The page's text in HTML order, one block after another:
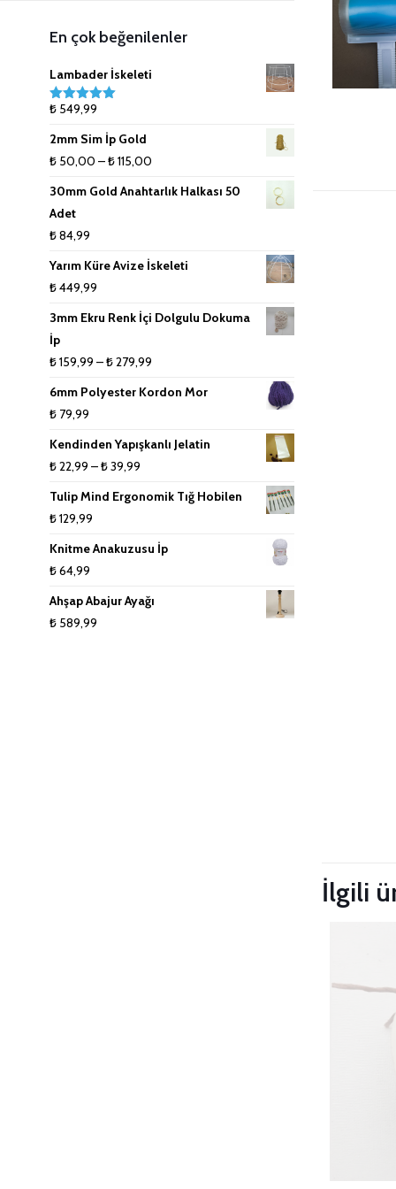
İlgili
8mm (Tek Büküm) Pamuk İpler
9mm (Tek Büküm) Pamuk İpler
İpler
Anahtarlık Malzemeleri
Çanta Aksesuarları
Doğal Rafya
Jüt İpler
Küpe ve Toka Aparatları
Ponpon Makinesi
Tığlar ve Şişler
Lanoso İpler
En çok beğenilenler
Lambader İskeleti
5 üzerinden
₺549,99
2mm Sim İp Gold
₺50,00 –₺115,00Fiyat
30mm Gold Anahtarlık Halkası 50
Adet
₺84,99
Yarım Küre Avize İskeleti
₺449,99
3mm Ekru Renk İçi Dolgulu Dokuma
İp
₺159,99 –₺279,99Fiyat
₺ 279,99
6mm Polyester Kordon Mor
₺79,99
Kendinden Yapışkanlı Jelatin
₺22,99 –₺39,99Fiyat
₺ 39,99
Tulip Mind Ergonomik Tığ Hobilen
₺129,99
Knitme Anakuzusu İp
₺64,99
Ahşap Abajur Ayağı
₺589,99